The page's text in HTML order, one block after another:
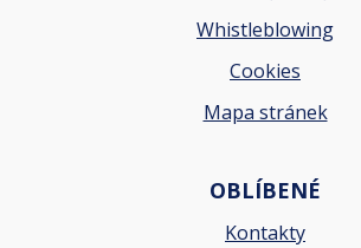
Whistleblowing
Cookies
Mapa stránek
OBLÍBENÉ
Kontakty